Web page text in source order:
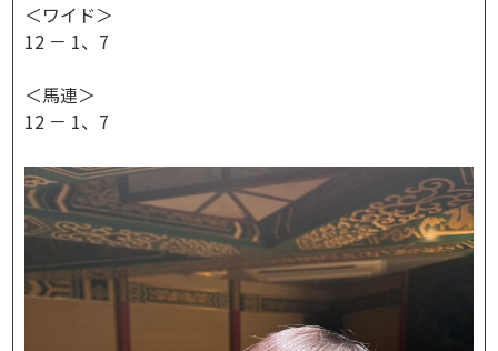
＜ワイド＞
12 － 1、7
＜馬連＞
12 － 1、7